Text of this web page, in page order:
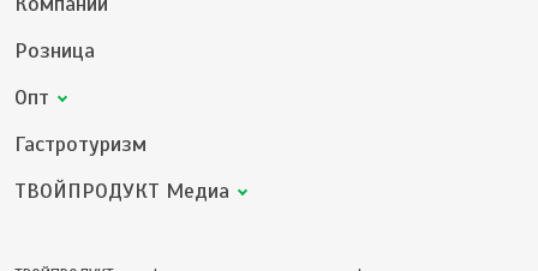
Розница
Опт
Гастротуризм
ТВОЙПРОДУКТ Медиа